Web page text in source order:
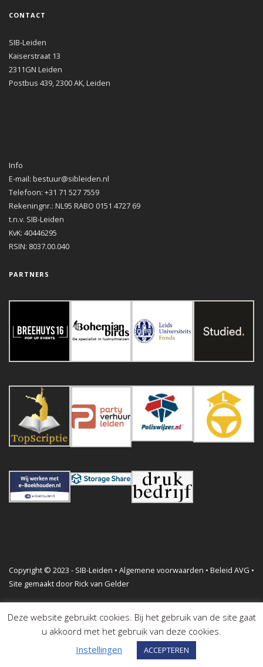
CONTACT
SIB-Leiden
Kaiserstraat 13
2311GN Leiden
Postbus 439, 2300 AK, Leiden
Info
E-mail: bestuur@sibleiden.nl
Telefoon: +31 71 527 7559
Rekeningnr.: NL95 RABO 0151 4727 69
t.n.v. SIB-Leiden
KvK: 40446295
RSIN: 8037.00.040
PARTNERS
Copyright © 2023 - SIB-Leiden • Algemene voorwaarden • Beleid AVG •
Site gemaakt doorRick van Gelder
Deze website gebruikt cookies. Bij het gebruik van de site gaat
u akkoord met het gebruik van deze cookies.
Instellingen
ACCEPTEREN